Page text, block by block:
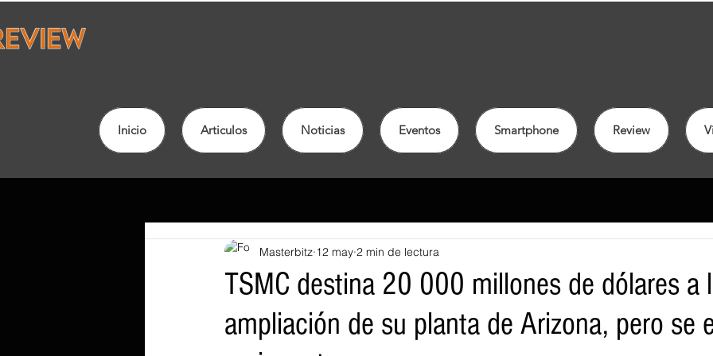
Inicio Articulos Noticias Eventos Smartphone Review
TSMC destina 20 000 millones de dólares a
ampliación de su planta de Arizona, pero se
Masterbitz 12 may 2 min de lectura